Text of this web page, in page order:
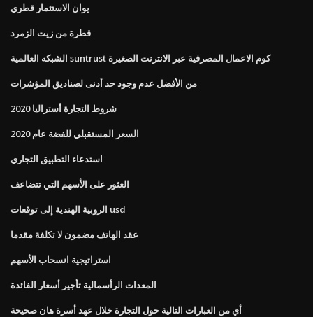
يوان الاستثمار قطري
قطرة من زيت الزمرد
الشبكه العالمية suntrust كوم الاعمال المصرفية عبر الانترنت الصغيرة
من الأفضل عدم وجود حد أدنى لصناديق المؤشرات
شروط التجارة أستراليا 2020
السعر المستقبلي للفضة عام 2020
استدعاء التطبيق التجاري
العثور على الأسهم التي تتضاعف
الروبية الهندية إلى توقعات usd
عقد الهاتف مضمون لا تكلفة مقدما
استراتيجية انسحاب الأسهم
المعدات الرأسمالية تأجير أسعار الفائدة
أي من العبارات التالية حول التجارة خلال عهد أسرة هان صحيحة